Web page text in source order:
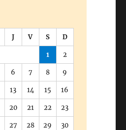
J V S D
1 2
6 7 8 9
13 14 15 16
20 21 22 23
27 28 29 30